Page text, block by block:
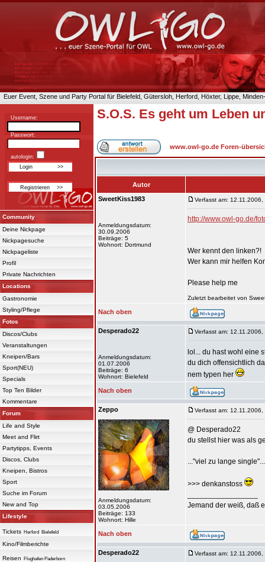
Euer Event, Szene und Party Portal für Bielefeld, Gütersloh, Herford, Höxter, Lippe,
Username:
Passwort:
autologin:
Community
Deine Nickpage
Nickpagesuche
Nickpageliste
Profil
Private Nachrichten
Locations
Gastronomie
Styling/Pflege
Fotos
Discos/Clubs
Veranstaltungen
Kneipen/Bars
Sport(NEU)
Specials
Top Ten Bilder
Kommentare
Forum
Life and Style
Meet and Flirt
Partytipps, Events
Discos, Clubs
Kneipen, Bistros
Sport
Suche im Forum
New and Top
Lifestyle
Tickets Herford Bielefeld
Kino/Filmberichte
Reisen Flughafen Paderborn
S.O.S. Es geht um Leben
www.owl-go.de Foren-
Autor
SweetKiss1983
Anmeldungsdatum:
30.09.2006
Beiträge: 5
Wohnort: Dortmund
Verfasst am: 12.11.2006,
http://www.owl-go.de/
Wer kennt den linken?!
Wer kann mir helfen
Please help me
Zuletzt bearbeitet von
Nach oben
Desperado22
Anmeldungsdatum:
01.07.2006
Beiträge: 6
Wohnort: Bielefeld
Verfasst am: 12.11.2006,
lol... du hast wohl eine
du dich offensichtlich
nem typen her
Nach oben
Zeppo
Anmeldungsdatum:
03.05.2006
Beiträge: 133
Wohnort: Hille
Verfasst am: 12.11.2006,
@ Desperado22
du stellst hier was als
..."viel zu lange
>>> denkanstoss
Jemand der weiß, daß
Nach oben
Desperado22 Verfasst am: 12.11.2006,